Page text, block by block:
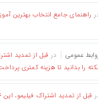
راهنمای جامع انتخاب بهترین
عمومی در قبل از تمدید